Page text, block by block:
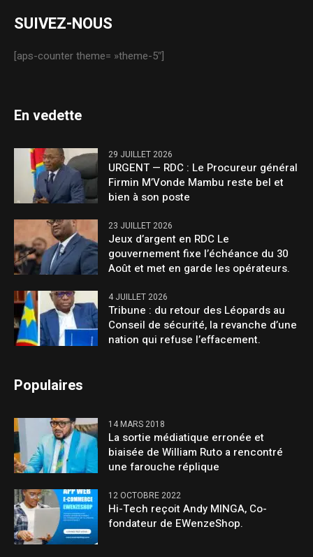
SUIVEZ-NOUS
[aps-counter theme= »theme-5″]
En vedette
29 JUILLET 2026
URGENT — RDC : Le Procureur général
Firmin M’Vonde Mambu reste bel et
bien à son poste
23 JUILLET 2026
Jeux d’argent en RDC Le
gouvernement fixe l’échéance du 30
Août et met en garde les opérateurs.
4 JUILLET 2026
Tribune : du retour des Léopards au
Conseil de sécurité, la revanche d’une
nation qui refuse l’effacement.
Populaires
14 MARS 2018
La sortie médiatique erronée et
biaisée de William Ruto a rencontré
une farouche réplique
12 OCTOBRE 2022
Hi-Tech reçoit Andy MINGA, Co-
fondateur de EWenzeShop.